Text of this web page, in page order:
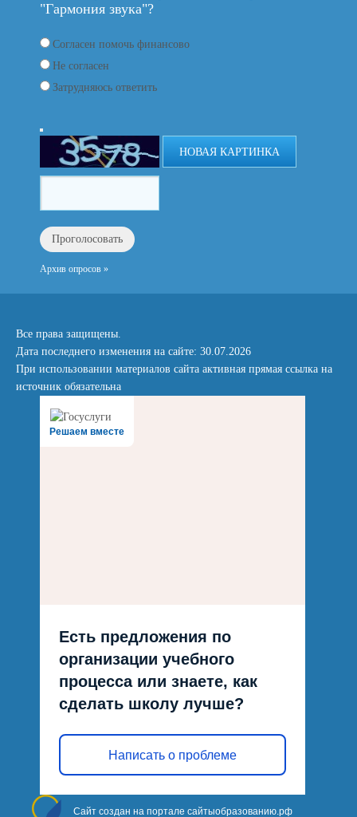
"Гармония звука"?
Согласен помочь финансово
Не согласен
Затрудняюсь ответить
НОВАЯ КАРТИНКА
Архив опросов »
Все права защищены.
Дата последнего изменения на сайте: 30.07.2026
При использовании материалов сайта активная прямая ссылка на
источник обязательна
Решаем вместе
Есть предложения по
организации учебного
процесса или знаете, как
сделать школу лучше?
Написать о проблеме
Сайт создан на портале сайтыобразованию.рф